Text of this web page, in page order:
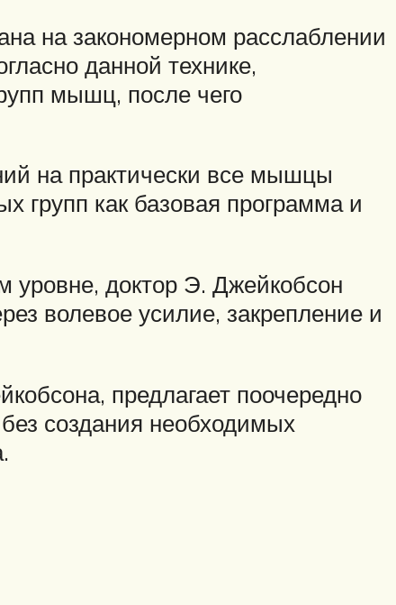
на закономерном расслаблении
данной технике,
мышц, после чего
на практически все мышцы
групп как базовая программа и
уровне, доктор Э. Джейкобсон
волевое усилие, закрепление и
предлагает поочередно
создания необходимых